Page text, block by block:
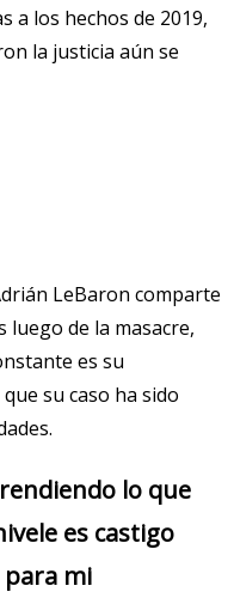
a los hechos de 2019,
la justicia aún se
LeBaron comparte
luego de la masacre,
es su
su caso ha sido
lo que
es castigo
para mi